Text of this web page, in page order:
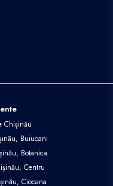
Chișinău
Buiucani
Botanica
Centru
Ciocana